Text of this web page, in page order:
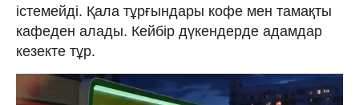
істемейді. Қала тұрғындары кофе мен тамақты
кафеден алады. Кейбір дүкендерде адамдар
кезекте тұр.